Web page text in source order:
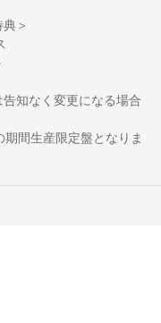
＞
知なく変更になる場合
間生産限定盤となりま